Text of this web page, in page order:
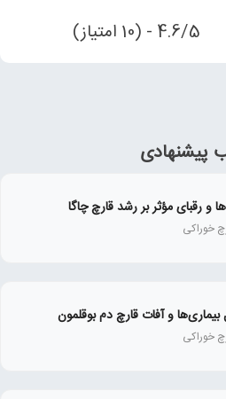
4.6/5 - (10 امتیاز)
پیشنهادی
و رقبای مؤثر بر رشد قارچ چاگا
خوراکی
بیماری‌ها و آفات قارچ دم بوقلمون
خوراکی